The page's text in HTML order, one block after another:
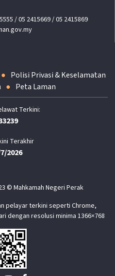
/ 05 2415669 / 05 2415869
Polisi Privasi & Keselamatan
Peta Laman
Terakhir
2026
© Mahkamah Negeri Perak
pelayar terkini seperti Chrome,
dengan resolusi minima 1366×768